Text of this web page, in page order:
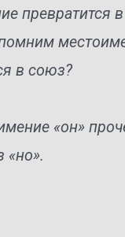
превратится
в союз?
«он»
«но».